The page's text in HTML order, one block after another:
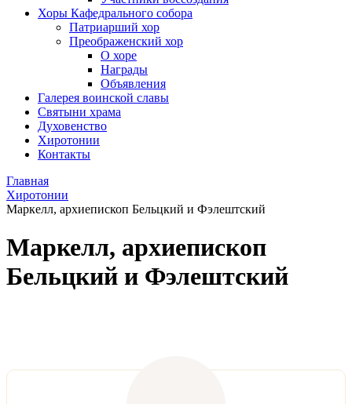
Хоры Кафедрального собора
Патриарший хор
Преображенский хор
О хоре
Награды
Объявления
Галерея воинской славы
Святыни храма
Духовенство
Хиротонии
Контакты
Главная
Хиротонии
Маркелл, архиепископ Бельцкий и Фэлештский
Маркелл, архиепископ
Бельцкий и Фэлештский